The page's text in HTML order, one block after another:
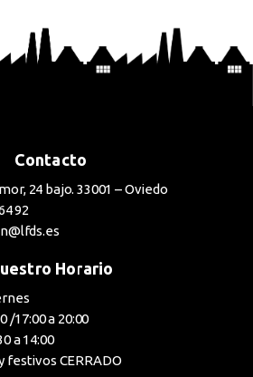
Contacto
24 bajo. 33001 – Oviedo
92
Horario
/17:00 a 20:00
a 14:00
festivos CERRADO